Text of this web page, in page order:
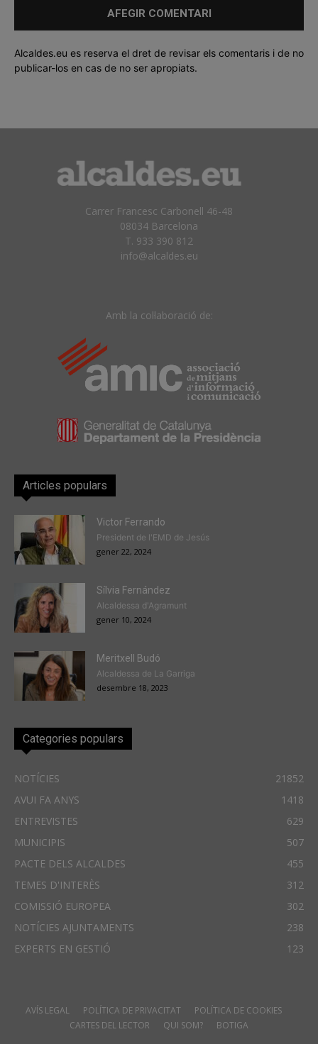
Alcaldes.eu es reserva el dret de revisar els comentaris i de no
publicar-los en cas de no ser apropiats.
Carrer Francesc Carbonell 46-48
08034 Barcelona
T. 933 390 812
info@alcaldes.eu
Amb la col·laboració de:
Articles populars
Victor Ferrando
President de l'EMD de Jesús
gener 22, 2024
Sílvia Fernández
Alcaldessa d'Agramunt
gener 10, 2024
Meritxell Budó
Alcaldessa de La Garriga
desembre 18, 2023
Categories populars
NOTÍCIES
21852
AVUI FA ANYS
1418
ENTREVISTES
629
MUNICIPIS
507
PACTE DELS ALCALDES
455
TEMES D'INTERÈS
312
COMISSIÓ EUROPEA
302
NOTÍCIES AJUNTAMENTS
238
EXPERTS EN GESTIÓ
123
AVÍS LEGAL POLÍTICA DE PRIVACITAT
POLÍTICA DE COOKIES
CARTES DEL LECTOR
QUI SOM? BOTIGA